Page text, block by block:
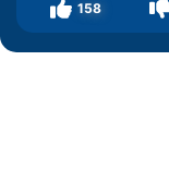
158